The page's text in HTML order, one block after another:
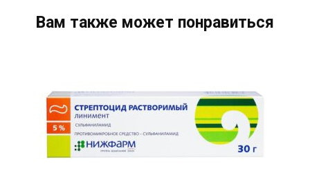
Вам также может понравиться